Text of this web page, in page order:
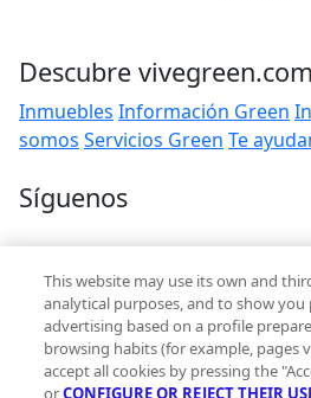
Descubre vivegreen.com
Inmuebles Información Green
somos Servicios Green Te
Síguenos
Contacto
hola@vivegreen.com
This website may use its own and
analytical purposes, and to show you
advertising based on a profile
browsing habits (for example, pages
accept all cookies by pressing the
orCONFIGURE OR REJECT THEIR